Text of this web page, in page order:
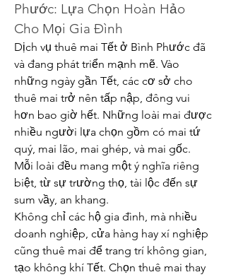
Phước: Lựa Chọn Hoàn Hảo
Cho Mọi Gia Đình
Dịch vụ thuê mai Tết ở Bình Phước đã
và đang phát triển mạnh mẽ. Vào
những ngày gần Tết, các cơ sở cho
thuê mai trở nên tấp nập, đông vui
hơn bao giờ hết. Những loài mai được
nhiều người lựa chọn gồm có mai tứ
quý, mai lão, mai ghép, và mai gốc.
Mỗi loài đều mang một ý nghĩa riêng
biệt, từ sự trường thọ, tài lộc đến sự
sum vầy, an khang.
Không chỉ các hộ gia đình, mà nhiều
doanh nghiệp, cửa hàng hay xí nghiệp
cũng thuê mai để trang trí không gian,
tạo không khí Tết. Chọn thuê mai thay